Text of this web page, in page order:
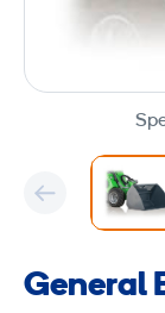
General